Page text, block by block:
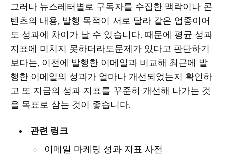
그러나 뉴스레터별로 구독자를 수집한 맥락이나 콘
텐츠의 내용, 발행 목적이 서로 달라 같은 업종이어
도 성과에 차이가 날 수 있습니다. 때문에 평균 성과
지표에 미치지 못하더라도문제가 있다고 판단하기
보다는, 이전에 발행한 이메일과 비교해 최근에 발
행한 이메일의 성과가 얼마나 개선되었는지 확인하
고 또 지금의 성과 지표를 꾸준히 개선해 나가는 것
을 목표로 삼는 것이 좋습니다.
관련 링크
이메일 마케팅 성과 지표 사전